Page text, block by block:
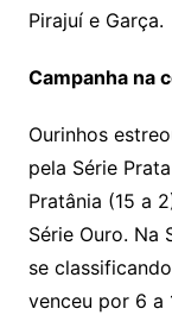
Pirajuí e Garça.
Campanha na
Ourinhos
pela Série
Pratânia (15 a
Série Ouro. Na
se
venceu por 6 a